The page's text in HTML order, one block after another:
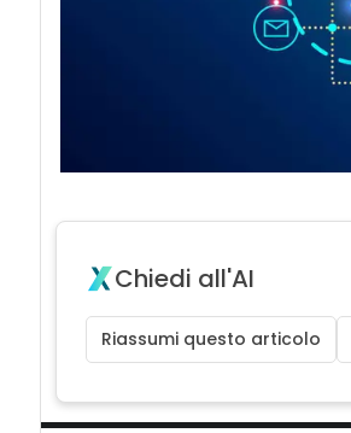
Chiedi all'AI
Riassumi questo articolo